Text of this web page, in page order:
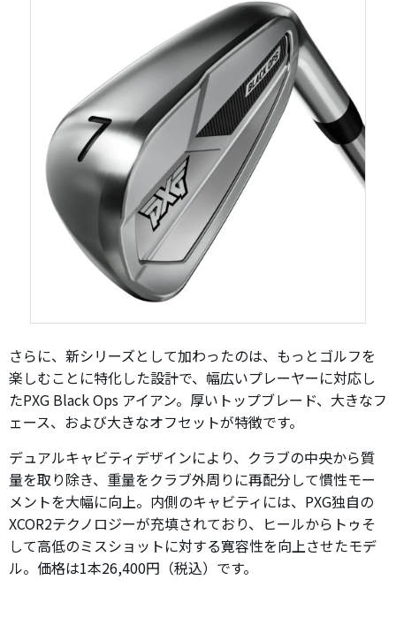
さらに、新シリーズとして加わったのは、もっとゴルフを
楽しむことに特化した設計で、幅広いプレーヤーに対応し
たPXG Black Ops アイアン。厚いトップブレード、大きなフ
ェース、および大きなオフセットが特徴です。
デュアルキャビティデザインにより、クラブの中央から質
量を取り除き、重量をクラブ外周りに再配分して慣性モー
メントを大幅に向上。内側のキャビティには、PXG独自の
XCOR2テクノロジーが充填されており、ヒールからトゥそ
して高低のミスショットに対する寛容性を向上させたモデ
ル。価格は1本26,400円（税込）です。